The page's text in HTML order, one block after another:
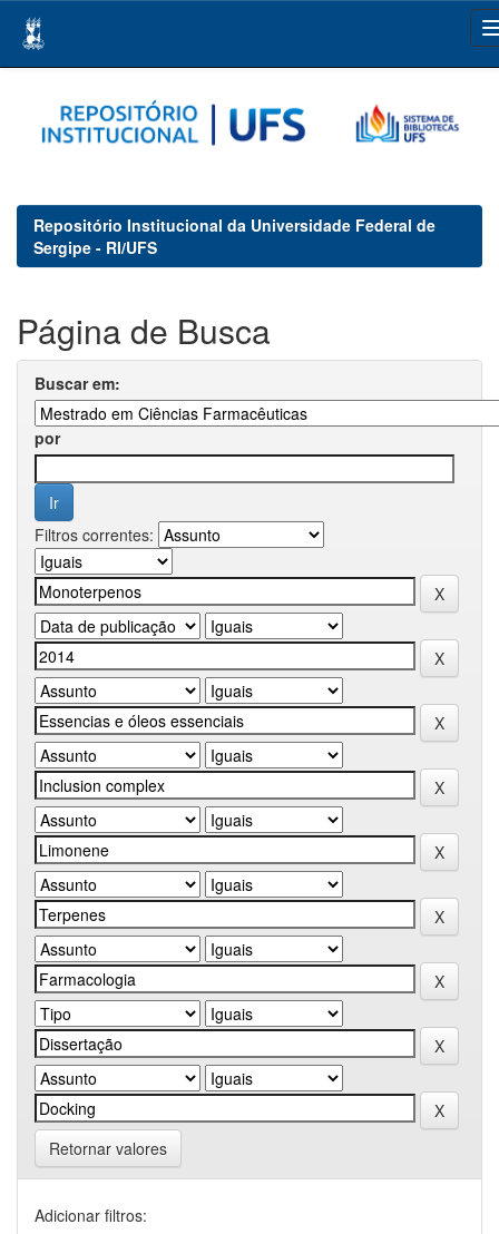
navigation
Repositório Institucional da Universidade Federal de
Sergipe - RI/UFS
Página de Busca
Buscar em:
por
Filtros correntes:
Retornar valores
Adicionar filtros: